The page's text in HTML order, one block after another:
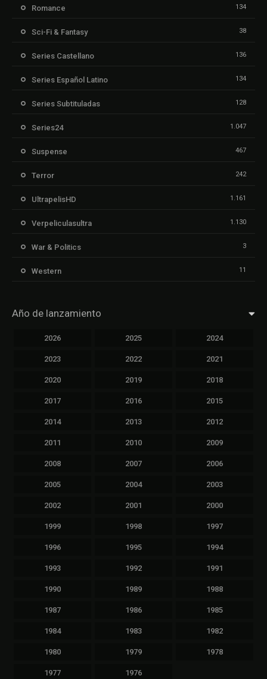
Romance 134
Sci-Fi & Fantasy 38
Series Castellano 136
Series Español Latino 134
Series Subtituladas 128
Series24 1.047
Suspense 467
Terror 242
UltrapelisHD 1.161
Verpeliculasultra 1.130
War & Politics 3
Western 11
Año de lanzamiento
2026 2025 2024
2023 2022 2021
2020 2019 2018
2017 2016 2015
2014 2013 2012
2011 2010 2009
2008 2007 2006
2005 2004 2003
2002 2001 2000
1999 1998 1997
1996 1995 1994
1993 1992 1991
1990 1989 1988
1987 1986 1985
1984 1983 1982
1980 1979 1978
1977 1976